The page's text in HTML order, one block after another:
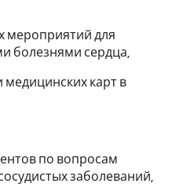
мероприятий для
болезнями сердца,
карт в
по вопросам
заболеваний,